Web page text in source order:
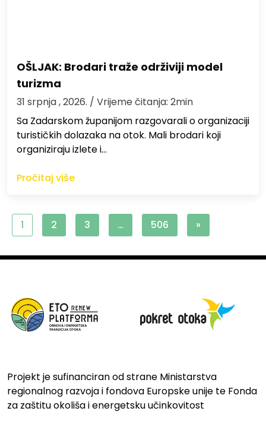
OŠLJAK: Brodari traže održiviji model
turizma
31 srpnja , 2026. / Vrijeme čitanja: 2min
Sa Zadarskom županijom razgovarali o organizaciji
turističkih dolazaka na otok. Mali brodari koji
organiziraju izlete i…
Pročitaj više
1 2 3 … 506 »
Projekt je sufinanciran od strane Ministarstva
regionalnog razvoja i fondova Europske unije te Fonda
za zaštitu okoliša i energetsku učinkovitost